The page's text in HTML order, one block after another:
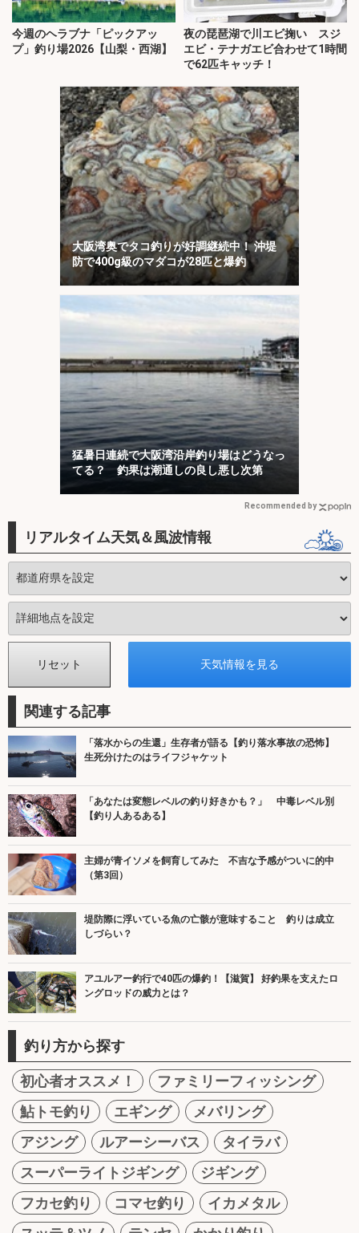
今週のヘラブナ「ピックアッ
プ」釣り場2026【山梨・西湖】
夜の琵琶湖で川エビ掬い スジ
エビ・テナガエビ合わせて1時間
で62匹キャッチ！
大阪湾奥でタコ釣りが好調継続中！ 沖堤
防で400g級のマダコが28匹と爆釣
猛暑日連続で大阪湾沿岸釣り場はどうなっ
てる？ 釣果は潮通しの良し悪し次第
Recommended by
リアルタイム天気＆風波情報
関連する記事
「落水からの生還」生存者が語る【釣り落水事故の恐怖】
生死分けたのはライフジャケット
「あなたは変態レベルの釣り好きかも？」 中毒レベル別
【釣り人あるある】
主婦が青イソメを飼育してみた 不吉な予感がついに的中
（第3回）
堤防際に浮いている魚の亡骸が意味すること 釣りは成立
しづらい？
アユルアー釣行で40匹の爆釣！【滋賀】 好釣果を支えたロ
ングロッドの威力とは？
釣り方から探す
初心者オススメ！
ファミリーフィッシング
鮎トモ釣り
エギング
メバリング
アジング
ルアーシーバス
タイラバ
スーパーライトジギング
ジギング
フカセ釣り
コマセ釣り
イカメタル